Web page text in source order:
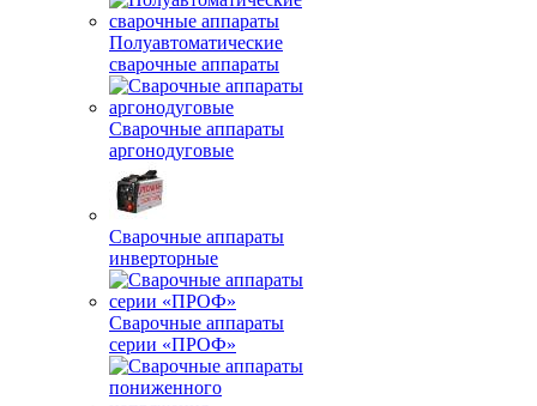
Полуавтоматические
сварочные аппараты
Сварочные аппараты
аргонодуговые
Сварочные аппараты
инверторные
Сварочные аппараты
серии «ПРОФ»